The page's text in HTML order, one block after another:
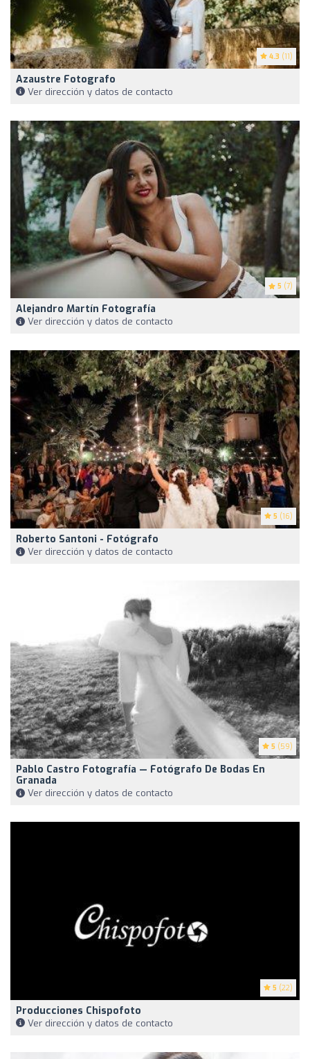
4.3 (11)
Azaustre Fotografo
Ver dirección y datos de contacto
5 (7)
Alejandro Martín Fotografía
Ver dirección y datos de contacto
5 (16)
Roberto Santoni - Fotógrafo
Ver dirección y datos de contacto
5 (59)
Pablo Castro Fotografía — Fotógrafo De Bodas En
Granada
Ver dirección y datos de contacto
5 (22)
Producciones Chispofoto
Ver dirección y datos de contacto